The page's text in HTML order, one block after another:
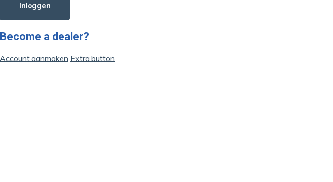
Inloggen
Become a dealer?
Account aanmaken Extra button